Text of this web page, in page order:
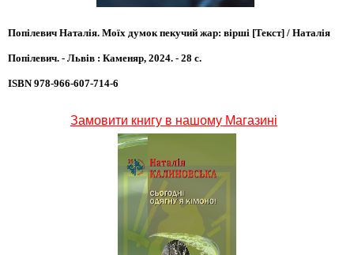
Попілевич Наталія. Моїх думок пекучий жар: вірші [Текст] / Наталія
Попілевич. - Львів : Каменяр, 2024. - 28 с.
ISBN 978-966-607-714-6
Замовити книгу в нашому Магазині